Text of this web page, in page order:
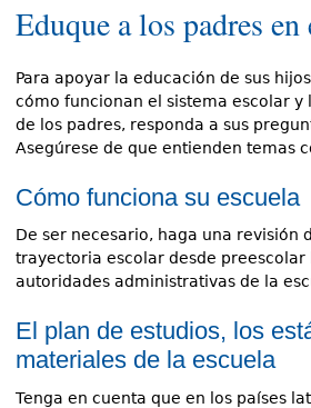
Eduque a los padres
Para apoyar la educación de sus
cómo funcionan el sistema escolar y
de los padres, responda a sus
Asegúrese de que entienden temas
Cómo funciona su escuela
De ser necesario, haga una revisión
trayectoria escolar desde
autoridades administrativas de la
El plan de estudios, los
materiales de la escuela
Tenga en cuenta que en los países